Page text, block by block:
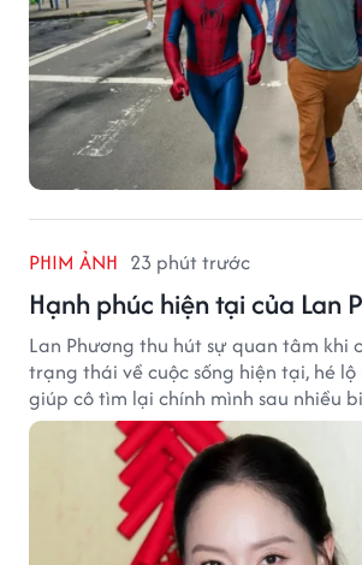
PHIM ẢNH 23 phút trước
Hạnh phúc hiện tại của Lan
Lan Phương thu hút sự quan tâm khi
trạng thái về cuộc sống hiện tại, hé
giúp cô tìm lại chính mình sau nhiều